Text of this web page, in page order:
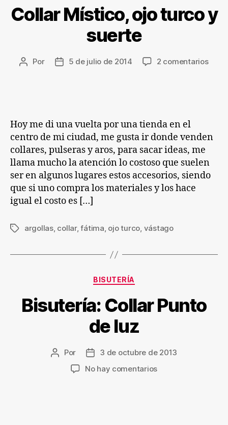
Collar Místico, ojo turco y
suerte
Autor
Por
Fecha5 de julio de 2014 2 comentariosen
Hoy me di una vuelta por una tienda en el
centro de mi ciudad, me gusta ir donde venden
collares, pulseras y aros, para sacar ideas, me
llama mucho la atención lo costoso que suelen
ser en algunos lugares estos accesorios, siendo
que si uno compra los materiales y los hace
igual el costo es […]
Etiquetas
argollas, collar,fátima, ojo turco, vástago
Categorías
BISUTERÍA
Bisutería: Collar Punto
de luz
Autor
Por
Fecha
de
3 de octubre de 2013
No hay comentariosen